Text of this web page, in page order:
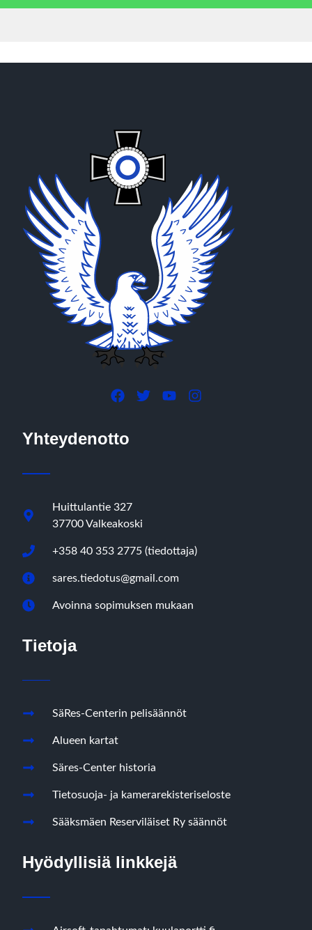
Yhteydenotto
Huittulantie 327
37700 Valkeakoski
+358 40 353 2775 (tiedottaja)
sares.tiedotus@gmail.com
Avoinna sopimuksen mukaan
Tietoja
SäRes-Centerin pelisäännöt
Alueen kartat
Säres-Center historia
Tietosuoja- ja kamerarekisteriseloste
Sääksmäen Reserviläiset Ry säännöt
Hyödyllisiä linkkejä